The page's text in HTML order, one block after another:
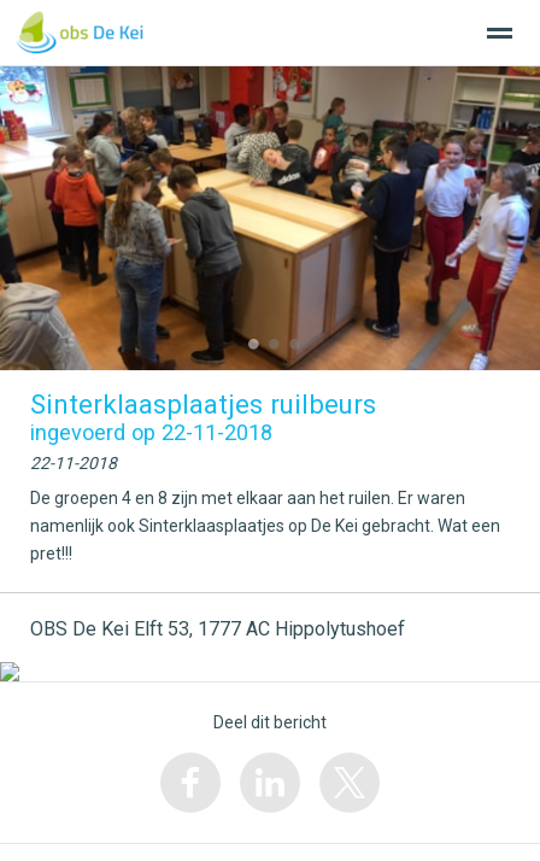
Home Nieuws Agenda Bellen E-
● ● ●
Sinterklaasplaatjes ruilbeurs
ingevoerd op 22-11-2018
22-11-2018
De groepen 4 en 8 zijn met elkaar aan het ruilen. Er waren
namenlijk ook Sinterklaasplaatjes op De Kei gebracht. Wat een
pret!!!
OBS De Kei Elft 53, 1777 AC Hippolytushoef
Deel dit bericht